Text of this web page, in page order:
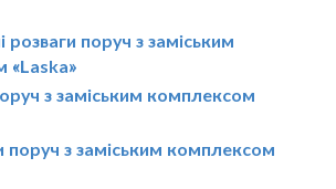
розваги поруч з заміським
«Laska»
з заміським комплексом
поруч з заміським комплексом